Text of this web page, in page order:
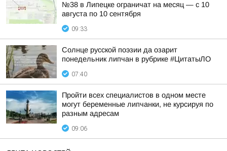
№38 в Липецке ограничат на месяц — с 10
августа по 10 сентября
09:33
Солнце русской поэзии да озарит
понедельник липчан в рубрике #ЦитатыЛО
07:40
Пройти всех специалистов в одном месте
могут беременные липчанки, не курсируя по
разным адресам
09:06